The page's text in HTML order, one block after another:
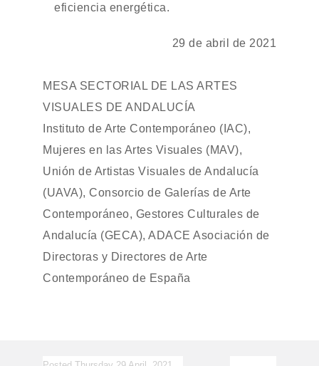
eficiencia energética.
29 de abril de 2021
MESA SECTORIAL DE LAS ARTES
VISUALES DE ANDALUCÍA
Instituto de Arte Contemporáneo (IAC),
Mujeres en las Artes Visuales (MAV),
Unión de Artistas Visuales de Andalucía
(UAVA), Consorcio de Galerías de Arte
Contemporáneo, Gestores Culturales de
Andalucía (GECA), ADACE Asociación de
Directoras y Directores de Arte
Contemporáneo de España